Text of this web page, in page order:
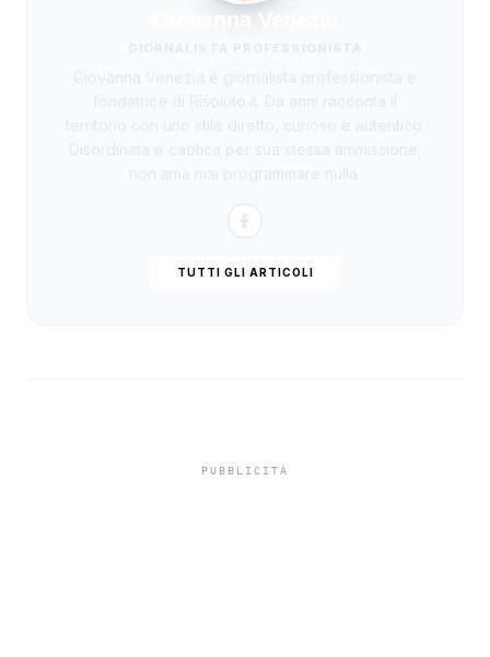
Giovanna Venezia
TUTTI GLI ARTICOLI